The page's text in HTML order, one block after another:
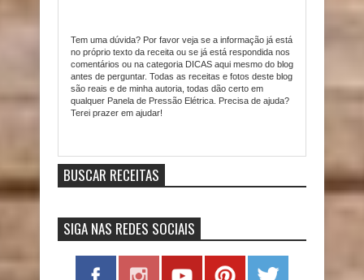
Tem uma dúvida? Por favor veja se a informação já está
no próprio texto da receita ou se já está respondida nos
comentários ou na categoria DICAS aqui mesmo do blog
antes de perguntar. Todas as receitas e fotos deste blog
são reais e de minha autoria, todas dão certo em
qualquer Panela de Pressão Elétrica. Precisa de ajuda?
Terei prazer em ajudar!
BUSCAR RECEITAS
SIGA NAS REDES SOCIAIS